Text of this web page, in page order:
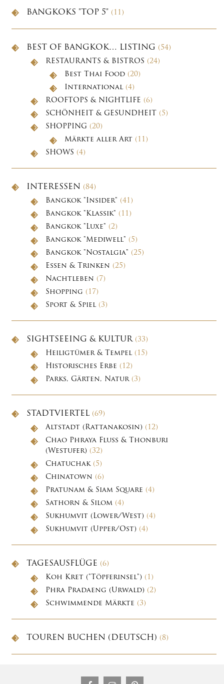
BANGKOKS "TOP 5" (11)
BEST OF BANGKOK… LISTING (54)
RESTAURANTS & BISTROS (24)
Best Thai Food (20)
International (4)
ROOFTOPS & NIGHTLIFE (6)
SCHÖNHEIT & GESUNDHEIT (5)
SHOPPING (20)
Märkte aller Art (11)
SHOWS (4)
INTERESSEN (84)
Bangkok "Insider" (41)
Bangkok "Klassik" (11)
Bangkok "Luxe" (2)
Bangkok "Mediwell" (5)
Bangkok "Nostalgia" (25)
Essen & Trinken (25)
Nachtleben (7)
Shopping (17)
Sport & Spiel (3)
SIGHTSEEING & KULTUR(33)
Heiligtümer & Tempel (15)
Historisches Erbe (12)
Parks, Gärten, Natur(3)
STADTVIERTEL (69)
Altstadt (Rattanakosin) (12)
Chao Phraya Fluss & Thonburi
(Westufer) (32)
Chatuchak(5)
Chinatown (6)
Pratunam & Siam Square (4)
Sathorn & Silom (4)
Sukhumvit (Lower/West) (4)
Sukhumvit (Upper/Ost) (4)
TAGESAUSFLÜGE (6)
Koh Kret ("Töpferinsel") (1)
Phra Pradaeng (Urwald) (2)
Schwimmende Märkte (3)
TOUREN BUCHEN (DEUTSCH) (8)